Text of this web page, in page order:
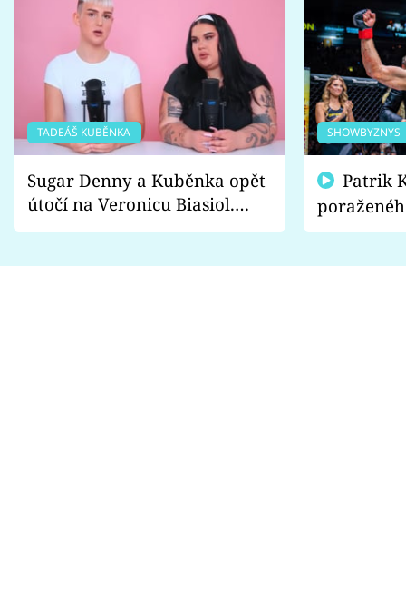
TADEÁŠ KUBĚNKA
Sugar Denny a Kuběnka opět
útočí na Veronicu Biasiol.
Proč je podle nich falešná a
SHOWBYZNYS
fanoušci